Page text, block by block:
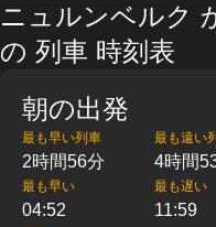
ニュルンベルク
の 列車 時刻表
朝の出発
最も早い列車
2時間56分
最も遠い
4時間
最も早い
04:52
最も遅い
11:59